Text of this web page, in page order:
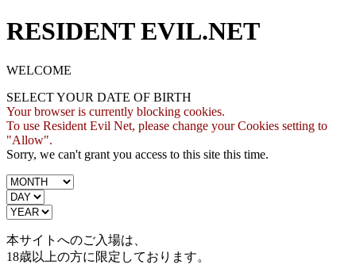
RESIDENT EVIL.NET
WELCOME
SELECT YOUR DATE OF BIRTH
Your browser is currently blocking cookies.
To use Resident Evil Net, please change your Cookies setting to
"Allow".
Sorry, we can't grant you access to this site this time.
本サイトへのご入場は、
18歳以上の方に限定しております。